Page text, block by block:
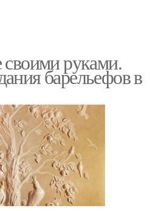
своими руками.
барельефов в